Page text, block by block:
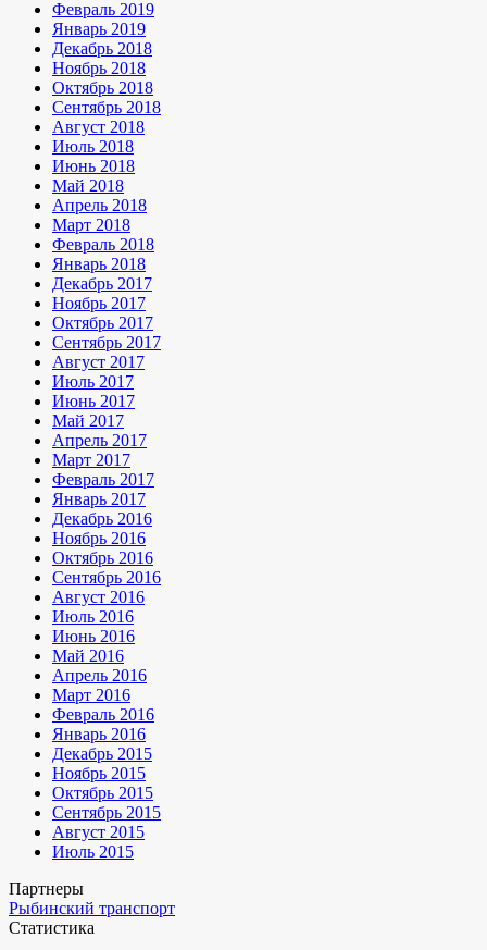
Февраль 2019
Январь 2019
Декабрь 2018
Ноябрь 2018
Октябрь 2018
Сентябрь 2018
Август 2018
Июль 2018
Июнь 2018
Май 2018
Апрель 2018
Март 2018
Февраль 2018
Январь 2018
Декабрь 2017
Ноябрь 2017
Октябрь 2017
Сентябрь 2017
Август 2017
Июль 2017
Июнь 2017
Май 2017
Апрель 2017
Март 2017
Февраль 2017
Январь 2017
Декабрь 2016
Ноябрь 2016
Октябрь 2016
Сентябрь 2016
Август 2016
Июль 2016
Июнь 2016
Май 2016
Апрель 2016
Март 2016
Февраль 2016
Январь 2016
Декабрь 2015
Ноябрь 2015
Октябрь 2015
Сентябрь 2015
Август 2015
Июль 2015
Партнеры
Рыбинский транспорт
Статистика